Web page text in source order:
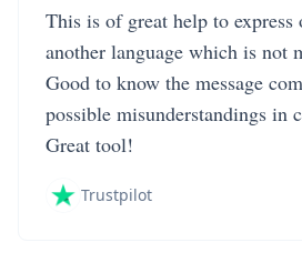
This is of great help to express
another language which is not
Good to know the message
possible misunderstandings in
Great tool!
Trustpilot